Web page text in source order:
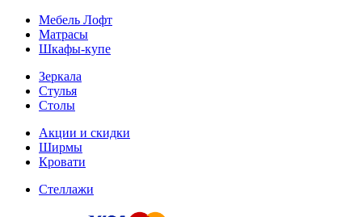
Мебель Лофт
Матрасы
Шкафы-купе
Зеркала
Стулья
Столы
Акции и скидки
Ширмы
Кровати
Стеллажи